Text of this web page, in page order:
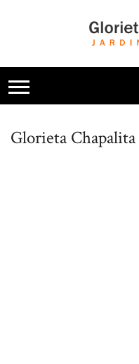
Glorieta Chapalita